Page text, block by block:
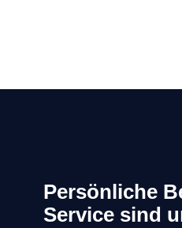
Persönliche
Service sind